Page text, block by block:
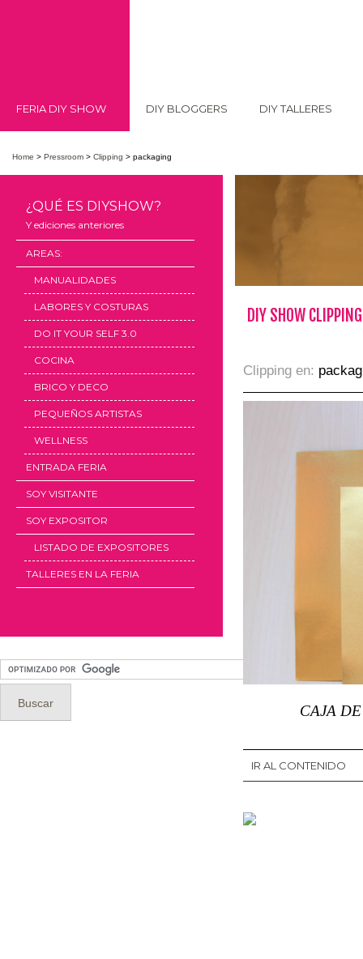
FERIA DIY SHOW DIY BLOGGERS DIY TALLERES
Home > Pressroom > Clipping > packaging
¿QUÉ ES DIYSHOW?
Y ediciones anteriores
AREAS:
MANUALIDADES
LABORES Y COSTURAS
DO IT YOUR SELF 3.0
COCINA
BRICO Y DECO
PEQUEÑOS ARTISTAS
WELLNESS
ENTRADA FERIA
SOY VISITANTE
SOY EXPOSITOR
LISTADO DE EXPOSITORES
TALLERES EN LA FERIA
DIY SHOW CLIPPING
Clipping en:
CAJA
IR AL CONTENIDO